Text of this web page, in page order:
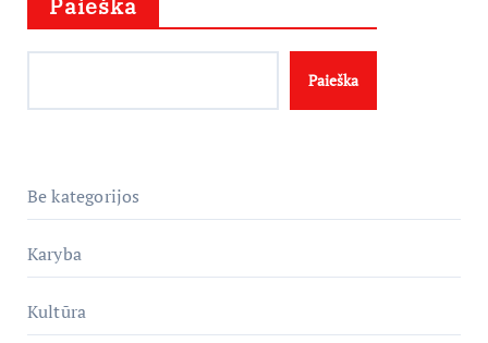
Paieška
Paieška
Be kategorijos
Karyba
Kultūra